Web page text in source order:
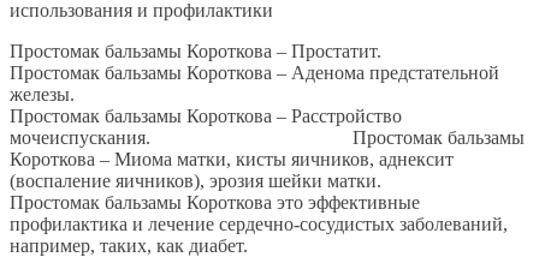
использования и профилактики
Простомак бальзамы Короткова – Простатит.
Простомак бальзамы Короткова – Аденома предстательной
железы.
Простомак бальзамы Короткова – Расстройство
мочеиспускания. Простомак бальзамы
Короткова – Миома матки, кисты яичников, аднексит
(воспаление яичников), эрозия шейки матки.
Простомак бальзамы Короткова это эффективные
профилактика и лечение сердечно-сосудистых заболеваний,
например, таких, как диабет.